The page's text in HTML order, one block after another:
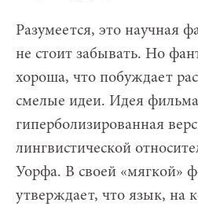
Разумеется, это научная
не стоит забывать. Но
хороша, что побуждает
смелые идеи. Идея
гиперболизированная
лингвистической
Уорфа. В своей «мягкой»
утверждает, что язык, на